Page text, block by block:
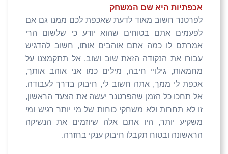
אכפתיות היא שם המשחק
לפרטנר חשוב מאוד לדעת שאכפת לכם ממנו גם אם
לפעמים אתם בטוחים שהוא יודע כי שלשום הרי
אמרתם לו כמה אתם אוהבים אותו, חשוב להדגיש
עבורו את הנקודה הזאת שוב ושוב. אל תתקמצנו על
מחמאות, גילויי חיבה, מילים כמו אני אוהב אותך,
אכפת לי ממך, אתה חשוב לי, חיבוק בדרך לעבודה.
אל תחכו כל הזמן שהפרטנר יעשה את הצעד הראשון,
זו לא תחרות ולא משחקי כוחות של מי יותר רגיש ומי
משקיע יותר, היו אתם אלה שיוזמים את הנשיקה
הראשונה ובטוח תקבלו חיבוק ענקי בחזרה.